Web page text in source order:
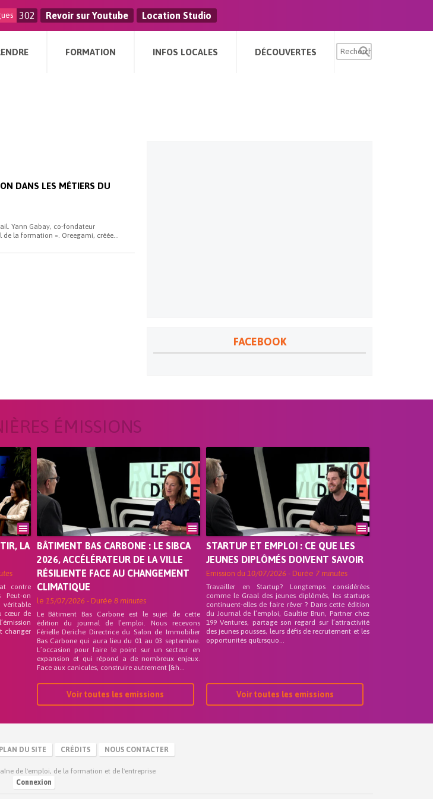
302 Revoir sur Youtube Location Studio
FORMATION INFOS LOCALES DÉCOUVERTES
DANS LES MÉTIERS DU
Yann Gabay, co-fondateur
de la formation ». Oreegami, créée...
FACEBOOK
ÉMISSIONS
LA
contre
Peut-on
cœur de
changer
BÂTIMENT BAS CARBONE : LE SIBCA
2026, ACCÉLÉRATEUR DE LA VILLE
RÉSILIENTE FACE AU CHANGEMENT
CLIMATIQUE
le 15/07/2026 - Durée 8 minutes
Le Bâtiment Bas Carbone est le sujet de cette
édition du journal de l’emploi. Nous recevons
Férielle Deriche Directrice du Salon de Immobilier
Bas Carbone qui aura lieu du 01 au 03 septembre.
L’occasion pour faire le point sur un secteur en
expansion et qui répond a de nombreux enjeux.
Face aux canicules, construire autrement [&h...
Voir toutes les emissions
STARTUP ET EMPLOI : CE QUE LES
JEUNES DIPLÔMÉS DOIVENT SAVOIR
Emission du 10/07/2026 - Durée 7 minutes
Travailler en Startup? Longtemps considérées
comme le Graal des jeunes diplômés, les startups
continuent-elles de faire rêver ? Dans cette édition
du Journal de l’emploi, Gaultier Brun, Partner chez
199 Ventures, partage son regard sur l’attractivité
des jeunes pousses, leurs défis de recrutement et les
opportunités qu&rsquo...
Voir toutes les emissions
PLAN DU SITE CRÉDITS NOUS CONTACTER
de l'emploi, de la formation et de l'entreprise
Connexion